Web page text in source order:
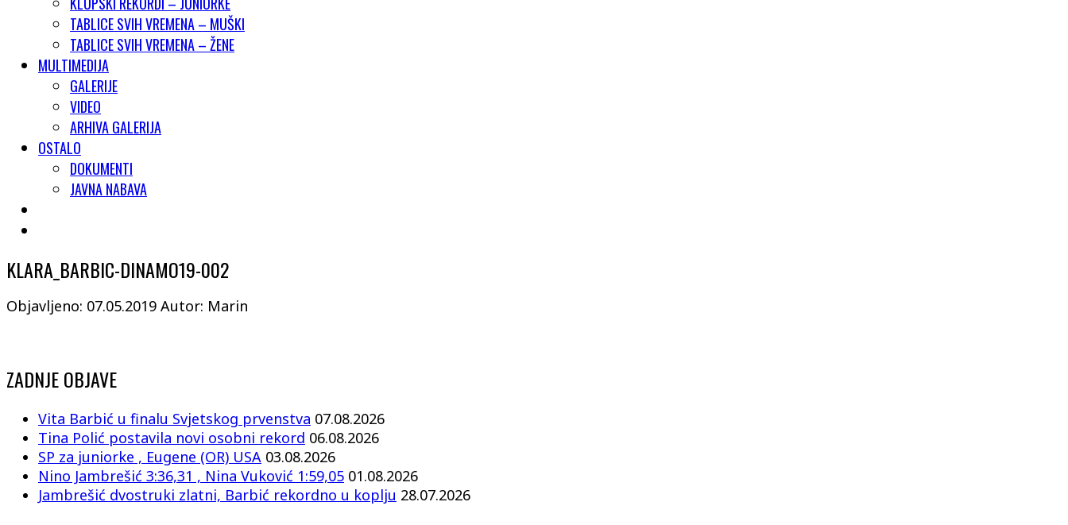
TABLICE SVIH VREMENA – MUŠKI
TABLICE SVIH VREMENA – ŽENE
MULTIMEDIJA
GALERIJE
VIDEO
ARHIVA GALERIJA
OSTALO
DOKUMENTI
JAVNA NABAVA
KLARA_BARBIC-DINAMO19-002
Objavljeno: 07.05.2019 Autor: Marin
ZADNJE OBJAVE
Vita Barbić u finalu Svjetskog prvenstva 07.08.2026
Tina Polić postavila novi osobni rekord 06.08.2026
SP za juniorke , Eugene (OR) USA 03.08.2026
Nino Jambrešić 3:36,31 , Nina Vuković 1:59,05 01.08.2026
Jambrešić dvostruki zlatni, Barbić rekordno u koplju 28.07.2026